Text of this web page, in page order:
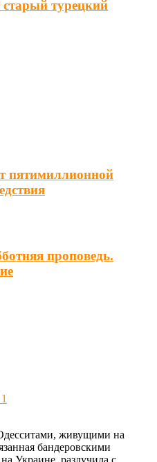
турецкий
пятимиллионной
проповедь.
1
живущими на
бандеровскими